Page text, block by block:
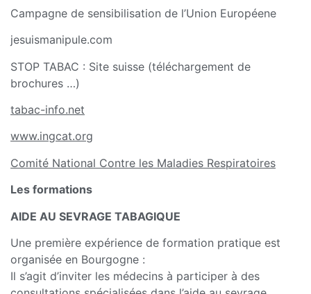
Campagne de sensibilisation de l’Union Européene
jesuismanipule.com
STOP TABAC : Site suisse (téléchargement de
brochures …)
tabac-info.net
www.ingcat.org
Comité National Contre les Maladies Respiratoires
Les formations
AIDE AU SEVRAGE TABAGIQUE
Une première expérience de formation pratique est
organisée en Bourgogne :
Il s’agit d’inviter les médecins à participer à des